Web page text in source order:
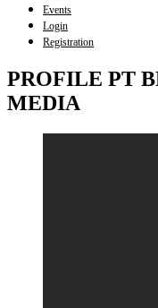
Events
Login
Registration
PROFILE PT
MEDIA